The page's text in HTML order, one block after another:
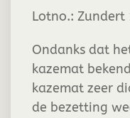
Lotno.: Zundert
Ondanks dat
kazemat
kazemat zeer
de bezetting